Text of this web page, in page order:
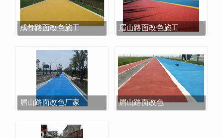
成都路面改色施工 眉山路面改色施工
眉山路面改色厂家 眉山路面改色